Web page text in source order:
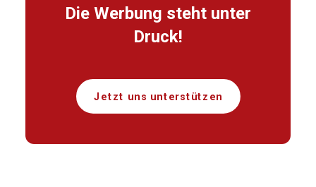
Die Werbung steht unter
Druck!
Jetzt uns unterstützen